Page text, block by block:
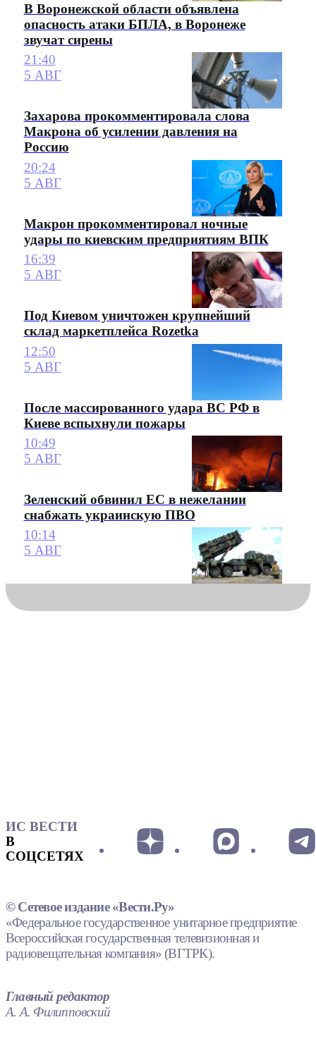
В Воронежской области объявлена
опасность атаки БПЛА, в Воронеже
звучат сирены
21:40
5 АВГ
Захарова прокомментировала слова
Макрона об усилении давления на
Россию
20:24
5 АВГ
Макрон прокомментировал ночные
удары по киевским предприятиям ВПК
16:39
5 АВГ
Под Киевом уничтожен крупнейший
склад маркетплейса Rozetka
12:50
5 АВГ
После массированного удара ВС РФ в
Киеве вспыхнули пожары
10:49
5 АВГ
Зеленский обвинил ЕС в нежелании
снабжать украинскую ПВО
10:14
5 АВГ
ИС ВЕСТИ
В
СОЦСЕТЯХ
© Сетевое издание «Вести.Ру»
«Федеральное государственное унитарное предприятие
Всероссийская государственная телевизионная и
радиовещательная компания» (ВГТРК).
Главный редактор
А. А. Филипповский